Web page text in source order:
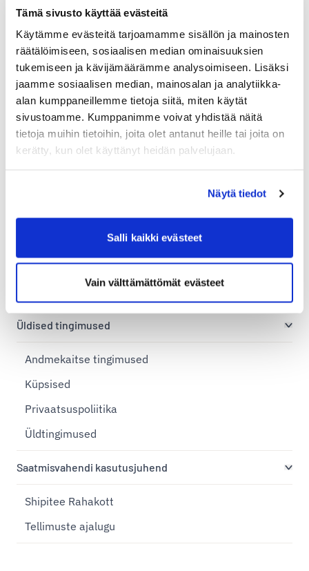
Tämä sivusto käyttää evästeitä
Käytämme evästeitä tarjoamamme sisällön ja mainosten
räätälöimiseen, sosiaalisen median ominaisuuksien
tukemiseen ja kävijämäärämme analysoimiseen. Lisäksi
jaamme sosiaalisen median, mainosalan ja analytiikka-
alan kumppaneillemme tietoja siitä, miten käytät
sivustoamme. Kumppanimme voivat yhdistää näitä
tietoja muihin tietoihin, joita olet antanut heille tai joita on
kerätty, kun olet käyttänyt heidän palvelujaan.
Näytä tiedot
Salli kaikki evästeet
Vain välttämättömät evästeet
Kütuse lisatasu
Liitiumakud
Makseviisid
Pakikaardid ja saatelehed mass-saadetiste jaoks
Ohtlikud ained
Saadetise pakkimine
PSYM2015
Veose kaal ja mahumass
Veokiri
Üldised tingimused
Andmekaitse tingimused
Küpsised
Privaatsuspoliitika
Üldtingimused
Saatmisvahendi kasutusjuhend
Shipitee Rahakott
Tellimuste ajalugu